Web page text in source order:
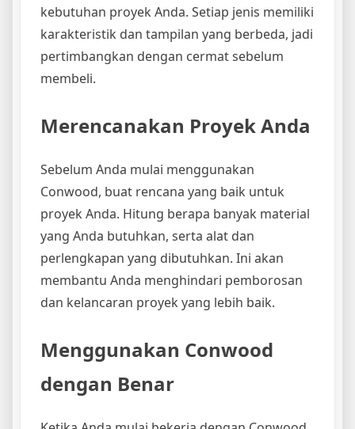
kebutuhan proyek Anda. Setiap jenis memiliki
karakteristik dan tampilan yang berbeda, jadi
pertimbangkan dengan cermat sebelum
membeli.
Merencanakan Proyek Anda
Sebelum Anda mulai menggunakan
Conwood, buat rencana yang baik untuk
proyek Anda. Hitung berapa banyak material
yang Anda butuhkan, serta alat dan
perlengkapan yang dibutuhkan. Ini akan
membantu Anda menghindari pemborosan
dan kelancaran proyek yang lebih baik.
Menggunakan Conwood
dengan Benar